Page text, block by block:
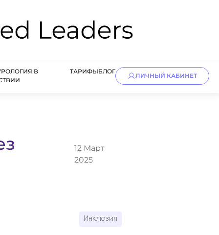
В
ТАРИФЫБЛОГ
ЛИЧНЫЙ КАБИНЕТ
12 Март
2025
Инклюзия